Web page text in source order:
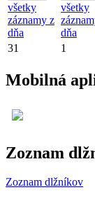
všetky
záznamy z
dňa
všetky
dňa
31 1
Mobilná
Zoznam
Zoznam dlžníkov